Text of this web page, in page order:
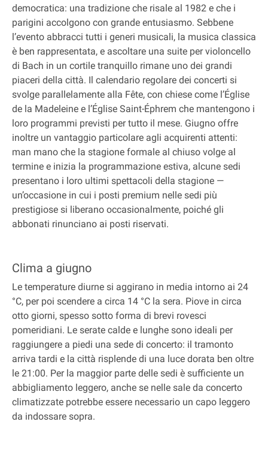
democratica: una tradizione che risale al 1982 e che i
parigini accolgono con grande entusiasmo. Sebbene
l’evento abbracci tutti i generi musicali, la musica classica
è ben rappresentata, e ascoltare una suite per violoncello
di Bach in un cortile tranquillo rimane uno dei grandi
piaceri della città. Il calendario regolare dei concerti si
svolge parallelamente alla Fête, con chiese come l’Église
de la Madeleine e l’Église Saint-Éphrem che mantengono i
loro programmi previsti per tutto il mese. Giugno offre
inoltre un vantaggio particolare agli acquirenti attenti:
man mano che la stagione formale al chiuso volge al
termine e inizia la programmazione estiva, alcune sedi
presentano i loro ultimi spettacoli della stagione —
un’occasione in cui i posti premium nelle sedi più
prestigiose si liberano occasionalmente, poiché gli
abbonati rinunciano ai posti riservati.
Clima a giugno
Le temperature diurne si aggirano in media intorno ai 24
°C, per poi scendere a circa 14 °C la sera. Piove in circa
otto giorni, spesso sotto forma di brevi rovesci
pomeridiani. Le serate calde e lunghe sono ideali per
raggiungere a piedi una sede di concerto: il tramonto
arriva tardi e la città risplende di una luce dorata ben oltre
le 21:00. Per la maggior parte delle sedi è sufficiente un
abbigliamento leggero, anche se nelle sale da concerto
climatizzate potrebbe essere necessario un capo leggero
da indossare sopra.